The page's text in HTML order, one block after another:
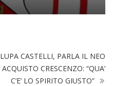
LUPA CASTELLI, PARLA IL NEO
ACQUISTO CRESCENZO: “QUA’
C’E’ LO SPIRITO GIUSTO”